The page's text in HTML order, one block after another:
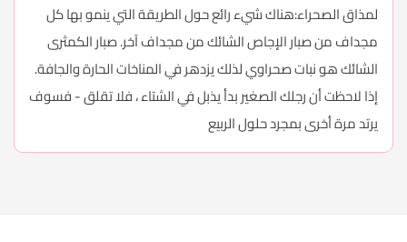
لمذاق الصحراء:هناك شيء رائع حول الطريقة التي ينمو بها كل
مجداف من صبار الإجاص الشائك من مجداف آخر. صبار الكمثرى
الشائك هو نبات صحراوي لذلك يزدهر في المناخات الحارة والجافة.
إذا لاحظت أن رجلك الصغير بدأ يذبل في الشتاء ، فلا تقلق - فسوف
يرتد مرة أخرى بمجرد حلول الربيع